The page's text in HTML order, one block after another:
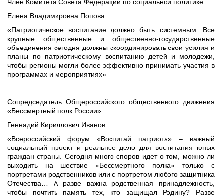
Член Комитета Совета Федерации по социальной политике
Елена Владимировна Попова:
«Патриотическое воспитание должно быть системным. Все
крупные общественные и общественно-государственные
объединения сегодня должны скоординировать свои усилия и
планы по патриотическому воспитанию детей и молодежи,
чтобы регионы могли более эффективно принимать участия в
программах и мероприятиях»
Сопредседатель Общероссийского общественного движения
«Бессмертный полк России»
Геннадий Кириллович Иванов:
«Всероссийский форум «Воспитай патриота» – важный
социальный проект и реальное дело для воспитания юных
граждан страны. Сегодня много споров идет о том, можно ли
выходить на шествие «Бессмертного полка» только с
портретами родственников или с портретом любого защитника
Отечества… А разве важна родственная принадлежность,
чтобы почтить память тех, кто защищал Родину? Разве